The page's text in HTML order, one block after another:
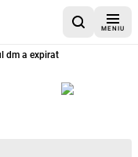
MENIU
dm -
dm a expirat